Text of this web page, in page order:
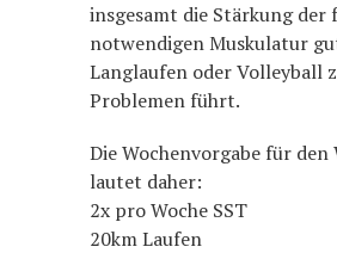
insgesamt die Stärkung der
notwendigen Muskulatur
Langlaufen oder Volleyball
Problemen führt.
Die Wochenvorgabe für
lautet daher:
2x pro Woche SST
20km Laufen